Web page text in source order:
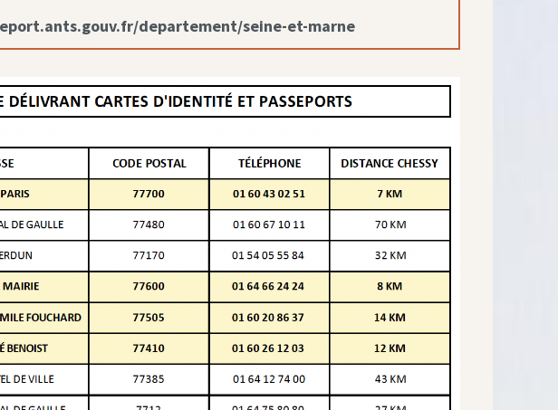
departement/seine-et-marne